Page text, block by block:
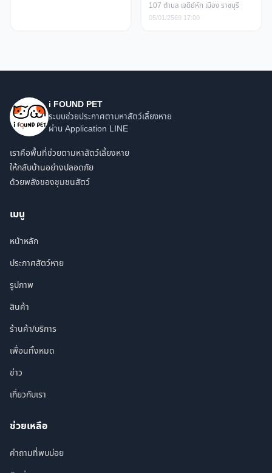
107 ตำบล เจดีย์หัก เมือง ราชบุรี
05/01/2569 17:00
i FOUND PET
ระบบช่วยประกาศตามหาสัตว์เลี้ยงหาย
ผ่าน Application LINE
เราคือพื้นที่ช่วยตามหาสัตว์เลี้ยงหาย
ให้กลับบ้านอย่างปลอดภัย
ด้วยพลังของชุมชนสัตว์
เมนู
หน้าหลัก
ประกาศสัตว์หาย
รูปภาพ
สินค้า
ร้านค้า/บริการ
เพื่อนทั้งหมด
ข่าว
เกี่ยวกับเรา
ช่วยเหลือ
คำถามที่พบบ่อย